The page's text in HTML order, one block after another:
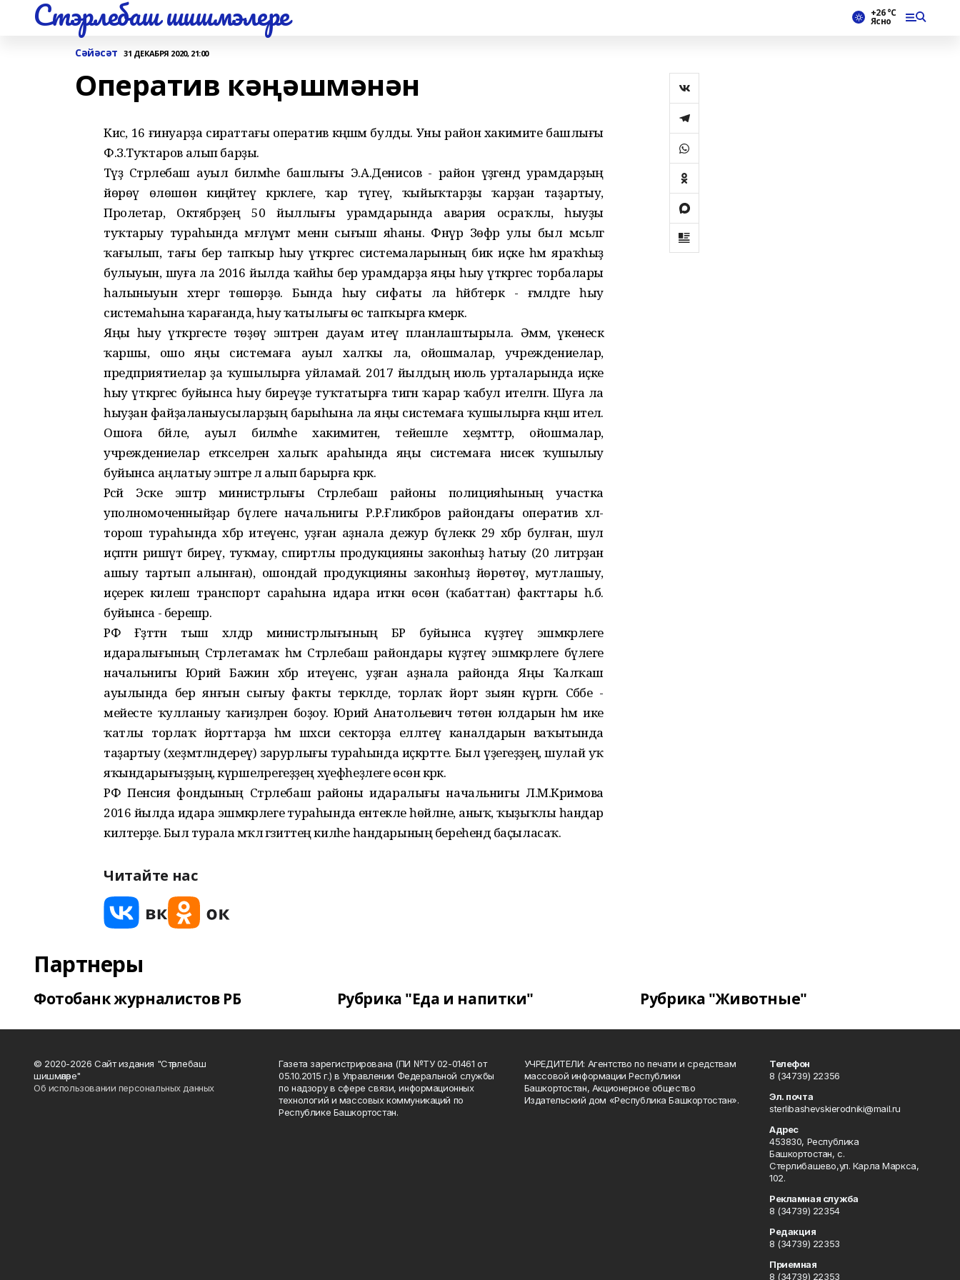
Стэрлебаш шишмэлере +26 °С
Ясно
Сәйәсәт 31 ДЕКАБРЯ 2020, 21:00
Оператив кәңәшмәнән
Кисә, 16 ғинуарҙа сираттағы оператив кәңәшмә булды. Уны район хакимиәте башлығы
Ф.З.Туҡтаров алып барҙы.
Тәүҙә Стәрлебаш ауыл биләмәһе башлығы Э.А.Денисов - район үҙәгендә урамдарҙың
йөрөү өлөшөн киңәйтеү кәрәклеге, ҡар түгеү, ҡыйыҡтарҙы ҡарҙан таҙартыу,
Пролетар, Октябрҙең 50 йыллығы урамдарында авария осраҡлы, һыуҙы
туҡтарыу тураһында мәғлүмәт менән сығыш яһаны. Фәнүр Зөфәр улы был мәсьәләгә
ҡағылып, тағы бер тапҡыр һыу үткәргес системаларының бик иҫке һәм яраҡһыҙ
булыуын, шуға ла 2016 йылда ҡайһы бер урамдарҙа яңы һыу үткәргес торбалары
һалыныуын хәтергә төшөрҙө. Бында һыу сифаты ла һәйбәтерәк - ғәмәлдәге һыу
системаһына ҡарағанда, һыу ҡатылығы өс тапҡырға кәмерәк.
Яңы һыу үткәргесте төҙөү эштәрен дауам итеү планлаштырыла. Әммә, үкенескә
ҡаршы, ошо яңы системаға ауыл халҡы ла, ойошмалар, учреждениелар,
предприятиелар ҙа ҡушылырға уйламай. 2017 йылдың июль урталарында иҫке
һыу үткәргес буйынса һыу биреүҙе туҡтатырға тигән ҡарар ҡабул ителгән. Шуға ла
һыуҙан файҙаланыусыларҙың барыһына ла яңы системаға ҡушылырға кәңәш ителә.
Ошоға бәйле, ауыл биләмәһе хакимиәтенә, тейешле хеҙмәттәр, ойошмалар,
учреждениелар етәкселәренә халыҡ араһында яңы системаға нисек ҡушылыу
буйынса аңлатыу эштәре лә алып барырға кәрәк.
Рәсәй Эске эштәр министрлығы Стәрлебаш районы полицияһының участка
уполномоченныйҙар бүлеге начальнигы Р.Р.Ғәлиәкбәров райондағы оператив хәл-
торош тураһында хәбәр итеүенсә, уҙған аҙнала дежур бүлеккә 29 хәбәр булған, шул
иҫәптән ришүәт биреү, туҡмау, спиртлы продукцияны законһыҙ һатыу (20 литрҙан
ашыу тартып алынған), ошондай продукцияны законһыҙ йөрөтөү, мутлашыу,
иҫерек килеш транспорт сараһына идара иткән өсөн (ҡабаттан) факттары һ.б.
буйынса - берешәр.
РФ Ғәҙәттән тыш хәлдәр министрлығының БР буйынса күҙәтеү эшмәкәрлеге
идаралығының Стәрлетамаҡ һәм Стәрлебаш райондары күҙәтеү эшмәкәрлеге бүлеге
начальнигы Юрий Бажин хәбәр итеүенсә, уҙған аҙнала районда Яңы Ҡалҡаш
ауылында бер янғын сығыу факты теркәлде, торлаҡ йорт зыян күргән. Сәбәбе -
мейесте ҡулланыу ҡағиҙәләрен боҙоу. Юрий Анатольевич төтөн юлдарын һәм ике
ҡатлы торлаҡ йорттарҙа һәм шәхси секторҙа елләтеү каналдарын ваҡытында
таҙартыу (хеҙмәтләндереү) зарурлығы тураһында иҫкәртте. Был үҙегеҙҙең, шулай уҡ
яҡындарығыҙҙың, күршеләрегеҙҙең хәүефһеҙлеге өсөн кәрәк.
РФ Пенсия фондының Стәрлебаш районы идаралығы начальнигы Л.М.Кәримова
2016 йылда идара эшмәкәрлеге тураһында ентекле һөйләне, аныҡ, ҡыҙыҡлы һандар
килтерҙе. Был турала мәҡәлә гәзиттең киләһе һандарының береһендә баҫыласаҡ.
Читайте нас
Партнеры
Фотобанк журналистов РБ Рубрика "Еда и напитки" Рубрика "Животные"
© 2020-2026 Сайт издания "Стәрлебаш
шишмәләре"
Об использовании персональных данных
Газета зарегистрирована (ПИ №ТУ 02-01461 от
05.10.2015 г.) в Управлении Федеральной службы
по надзору в сфере связи, информационных
технологий и массовых коммуникаций по
Республике Башкортостан.
УЧРЕДИТЕЛИ: Агентство по печати и средствам
массовой информации Республики
Башкортостан, Акционерное общество
Издательский дом «Республика Башкортостан».
Телефон
8 (34739) 22356
Эл. почта
sterlibashevskierodniki@mail.ru
Адрес
453830, Республика
Башкортостан, c.
Стерлибашево,ул. Карла Маркса,
102.
Рекламная служба
8 (34739) 22354
Редакция
8 (34739) 22353
Приемная
8 (34739) 22353